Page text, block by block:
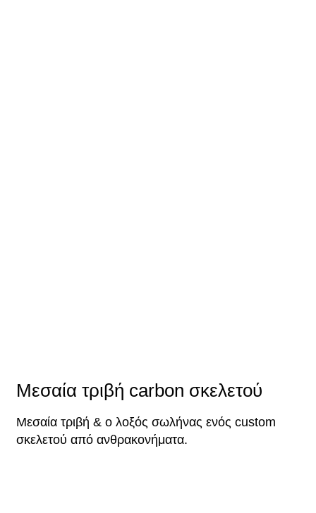
Μεσαία τριβή carbon σκελετού
Μεσαία τριβή & ο λοξός σωλήνας ενός custom
σκελετού από ανθρακονήματα.